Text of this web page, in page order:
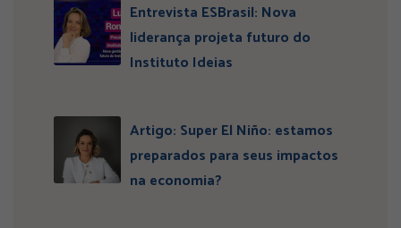
Entrevista ESBrasil: Nova
liderança projeta futuro do
Instituto Ideias
Artigo: Super El Niño: estamos
preparados para seus impactos
na economia?